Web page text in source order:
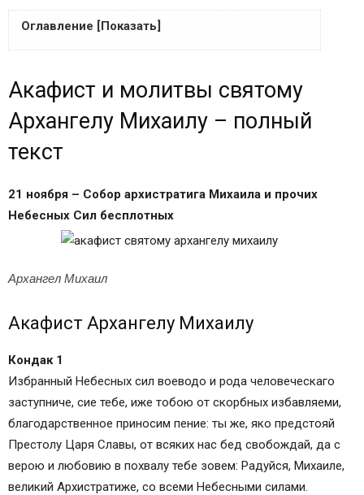
Оглавление [Показать]
– полный текст
Акафист Архангелу Михаилу
Молитвы Святому Архангелу Михаилу
Читайте также:
Архангел Божий Михаил
Воспоминание чуда Архистратига Михаила,
бывшего в Хонех (Колоссах) (IV)
Небесных Сил бесплотных
Акафист и молитвы святому
Архангелу Михаилу – полный
текст
21 ноября – Собор архистратига Михаила и прочих
Небесных Сил бесплотных
Архангел Михаил
Акафист Архангелу Михаилу
Кондак 1
Избранный Небесных сил воеводо и рода человеческаго
заступниче, сие тебе, иже тобою от скорбных избавляеми,
благодарственное приносим пение: ты же, яко предстояй
Престолу Царя Славы, от всяких нас бед свобождай, да с
верою и любовию в похвалу тебе зовем: Радуйся, Михаиле,
великий Архистратиже, со всеми Небесными силами.